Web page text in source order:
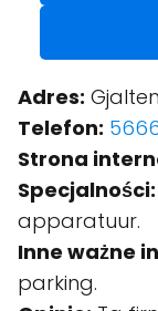
Adres:
Telefon:
Strona
Specjalności:
apparatuur.
Inne ważne
parking.